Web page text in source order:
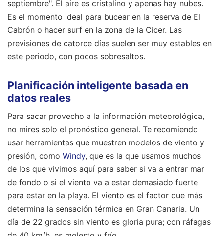
septiembre". El aire es cristalino y apenas hay nubes.
Es el momento ideal para bucear en la reserva de El
Cabrón o hacer surf en la zona de la Cicer. Las
previsiones de catorce días suelen ser muy estables en
este periodo, con pocos sobresaltos.
Planificación inteligente basada en
datos reales
Para sacar provecho a la información meteorológica,
no mires solo el pronóstico general. Te recomiendo
usar herramientas que muestren modelos de viento y
presión, como Windy, que es la que usamos muchos
de los que vivimos aquí para saber si va a entrar mar
de fondo o si el viento va a estar demasiado fuerte
para estar en la playa. El viento es el factor que más
determina la sensación térmica en Gran Canaria. Un
día de 22 grados sin viento es gloria pura; con ráfagas